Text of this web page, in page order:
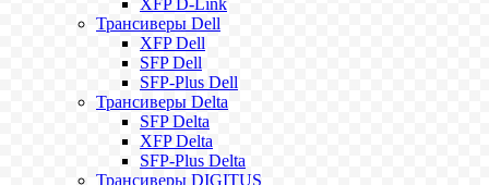
XFP D-Link
Трансиверы Dell
XFP Dell
SFP Dell
SFP-Plus Dell
Трансиверы Delta
SFP Delta
XFP Delta
SFP-Plus Delta
Трансиверы DIGITUS